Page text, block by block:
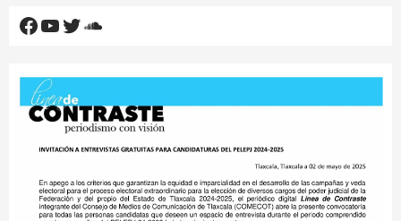
Facebook
YouTube
Twitter
SoundCloud